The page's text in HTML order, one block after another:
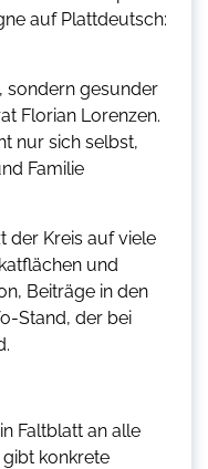
auf Plattdeutsch:
sondern gesunder
Florian Lorenzen.
nur sich selbst,
Familie
der Kreis auf viele
und
Beiträge in den
Stand, der bei
Faltblatt an alle
konkrete